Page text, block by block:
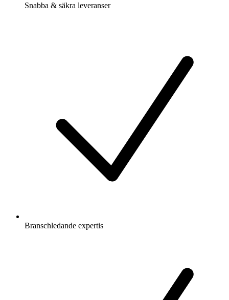
Snabba & säkra leveranser
Branschledande expertis